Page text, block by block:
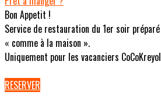
Bon Appetit !
Service de restauration du 1er soir préparé
« comme à la maison ».
Uniquement pour les vacanciers CoCoKreyol
RESERVER